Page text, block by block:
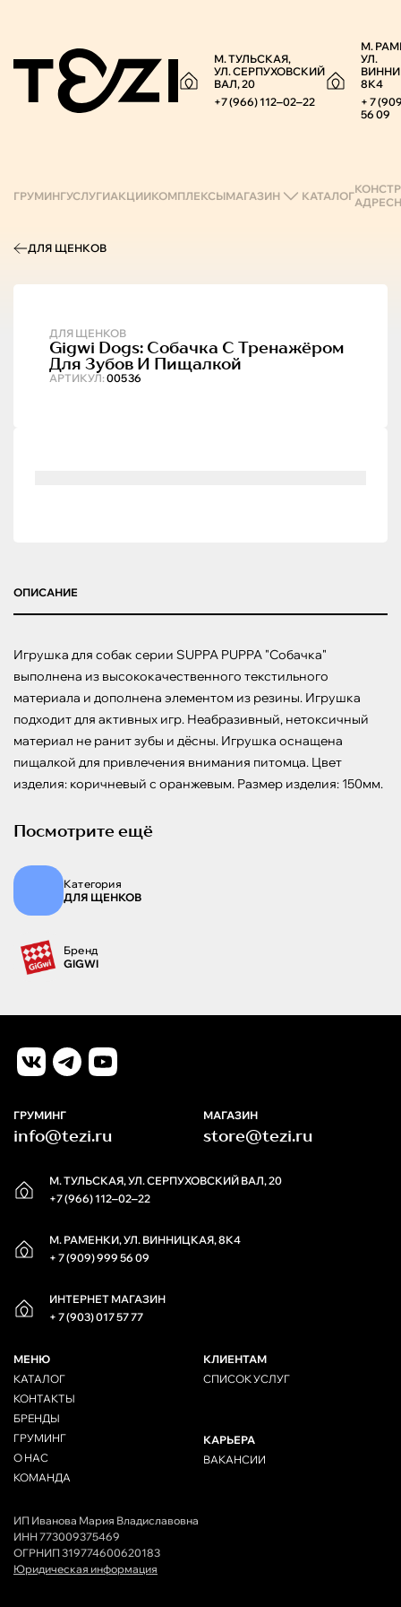
М. ТУЛЬСКАЯ,
УЛ. СЕРПУХОВСКИЙ
ВАЛ, 20
+7 (966) 112‒02‒22
М.
УЛ.
8К4
+ 7
56 09
ГРУМИНГУСЛУГИАКЦИИКОМПЛЕКСЫМАГАЗИН КАТАЛОГ
ДЛЯ ЩЕНКОВ
ДЛЯ ЩЕНКОВ
АРТИКУЛ: 00536
Gigwi Dogs: Собачка С Тренажёром
Для Зубов И Пищалкой
ОПИСАНИЕ
Игрушка для собак серии SUPPA PUPPA "Собачка"
выполнена из высококачественного текстильного
материала и дополнена элементом из резины. Игрушка
подходит для активных игр. Неабразивный, нетоксичный
материал не ранит зубы и дёсны. Игрушка оснащена
пищалкой для привлечения внимания питомца. Цвет
изделия: коричневый с оранжевым. Размер изделия: 150мм.
Посмотрите ещё
Категория
ДЛЯ ЩЕНКОВ
Бренд
GIGWI
М. ТУЛЬСКАЯ, УЛ. СЕРПУХОВСКИЙ ВАЛ, 20
+7 (966) 112‒02‒22
М. РАМЕНКИ, УЛ. ВИННИЦКАЯ, 8К4
+ 7 (909) 999 56 09
ИНТЕРНЕТ МАГАЗИН
+ 7 (903) 017 57 77
ГРУМИНГ
info@tezi.ru
МАГАЗИН
store@tezi.ru
МЕНЮ
КАТАЛОГ
КОНТАКТЫ
БРЕНДЫ
ГРУМИНГ
О НАС
КОМАНДА
КЛИЕНТАМ
СПИСОК УСЛУГ
КАРЬЕРА
ВАКАНСИИ
ИП Иванова Мария Владиславовна
ИНН 773009375469
ОГРНИП 319774600620183
Юридическая информация